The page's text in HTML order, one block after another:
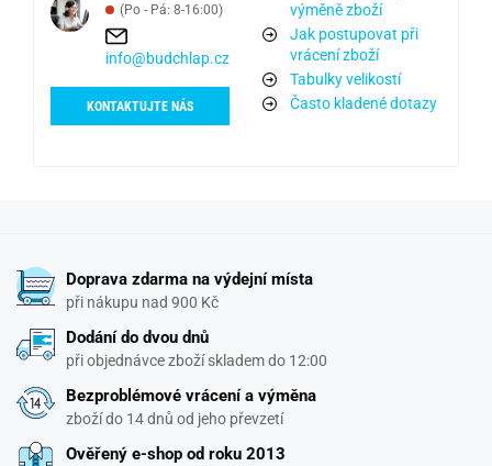
(Po - Pá: 8-16:00)
info@budchlap.cz
KONTAKTUJTE NÁS
výměně zboží
Jak postupovat při
vrácení zboží
Tabulky velikostí
Často kladené dotazy
Doprava zdarma na výdejní místa
při nákupu nad 900 Kč
Dodání do dvou dnů
při objednávce zboží skladem do 12:00
Bezproblémové vrácení a výměna
zboží do 14 dnů od jeho převzetí
Ověřený e-shop od roku 2013